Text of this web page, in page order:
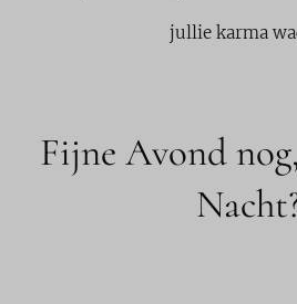
jullie karma
Fijne Avond